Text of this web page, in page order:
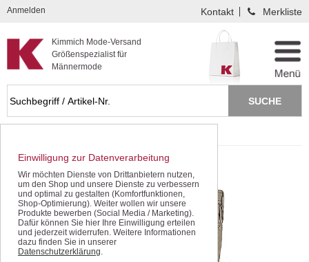
Kompletten Head der Seite überspringen
Kimmich Mode-Versand
Größenspezialist für
Männermode
Anmelden Kontakt Merkliste
Einwilligung zur Datenverarbeitung
Wir möchten Dienste von Drittanbietern nutzen,
um den Shop und unsere Dienste zu verbessern
und optimal zu gestalten (Komfortfunktionen,
Shop-Optimierung). Weiter wollen wir unsere
Produkte bewerben (Social Media / Marketing).
Dafür können Sie hier Ihre Einwilligung erteilen
und jederzeit widerrufen. Weitere Informationen
dazu finden Sie in unserer
Datenschutzerklärung.